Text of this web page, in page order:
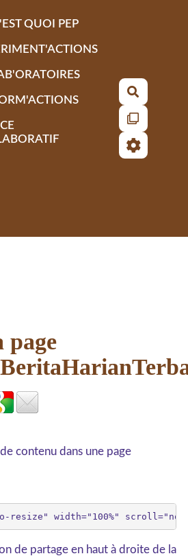
QUOI PEP
page
contenu dans une page
de partage en haut à droite de la